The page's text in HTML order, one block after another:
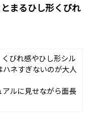
まるひし形くびれ
びれ感やひし形シル
ネすぎないのが大人
ルに見せながら面長